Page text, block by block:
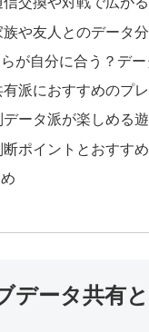
族や友人とのデータ
が自分に合う？デ
有派におすすめのプ
データ派が楽しめる
断ポイントとおすす
データ共有